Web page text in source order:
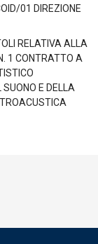
01 DIREZIONE
RELATIVA ALLA
1 CONTRATTO A
E DELLA